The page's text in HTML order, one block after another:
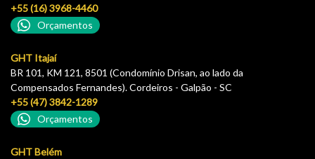
+55 (16) 3968-4460
Orçamentos
GHT Itajaí
BR 101, KM 121, 8501 (Condomínio Drisan, ao lado da
Compensados Fernandes). Cordeiros - Galpão - SC
+55 (47) 3842-1289
Orçamentos
GHT Belém